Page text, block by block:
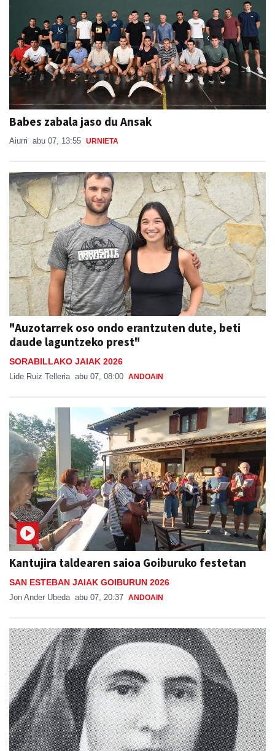
Babes zabala jaso du Ansak
Aiurri abu 07, 13:55 URNIETA
"Auzotarrek oso ondo erantzuten dute, beti
daude laguntzeko prest"
SORABILLAKO JAIAK 2026
Lide Ruiz Telleria abu 07, 08:00 ANDOAIN
Kantujira taldearen saioa Goiburuko festetan
SAN ESTEBAN JAIAK GOIBURUN 2026
Jon Ander Ubeda abu 07, 20:37 ANDOAIN